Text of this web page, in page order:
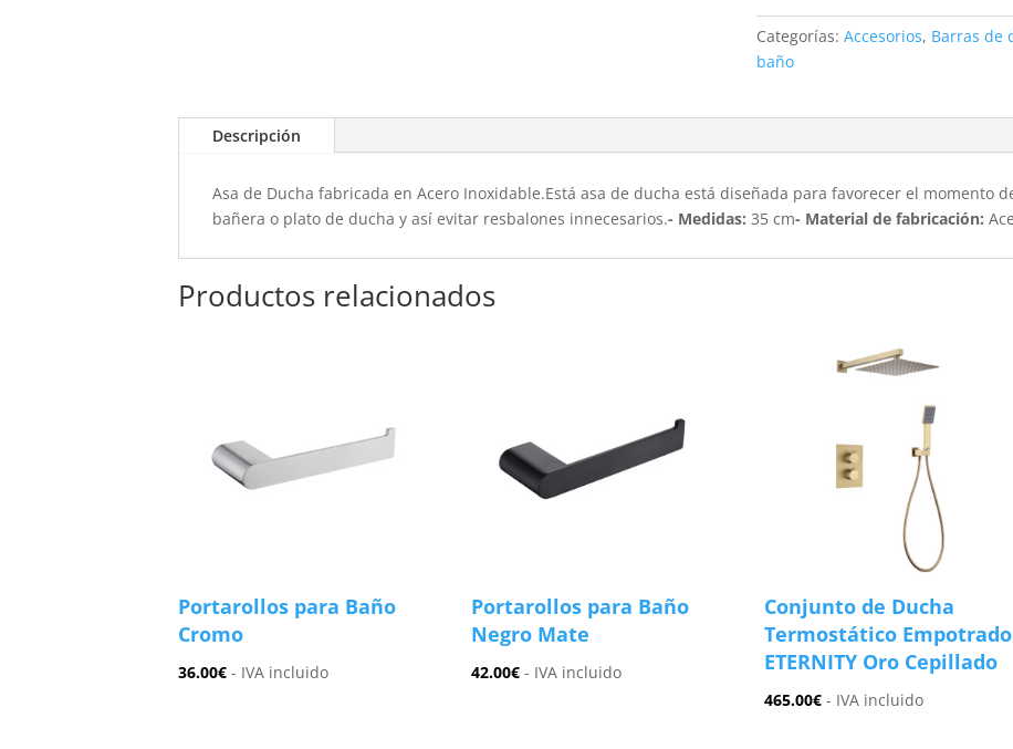
Categorías:Accesorios, Barras de
baño
Descripción
Asa de Ducha fabricada en Acero Inoxidable.Está asa de ducha está diseñada para favorecer el momento
bañera o plato de ducha y así evitar resbalones innecesarios.- Medidas: 35 cm- Material de fabricación:
Productos relacionados
Portarollos para Baño
Cromo
36.00€ - IVA incluido
Portarollos para Baño
Negro Mate
42.00€ - IVA incluido
Conjunto de Ducha
Termostático Empotrado
ETERNITY Oro Cepillado
465.00€ - IVA incluido